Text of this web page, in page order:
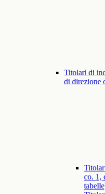
Titolari di
di direzione
co. 1,